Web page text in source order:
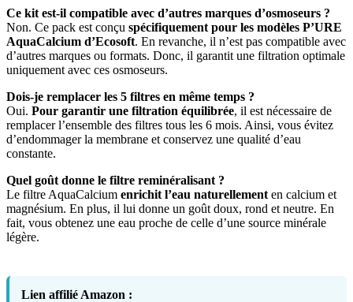
Ce kit est-il compatible avec d’autres marques d’osmoseurs ?
Non. Ce pack est conçu spécifiquement pour les modèles P’URE
AquaCalcium d’Ecosoft. En revanche, il n’est pas compatible avec
d’autres marques ou formats. Donc, il garantit une filtration optimale
uniquement avec ces osmoseurs.
Dois-je remplacer les 5 filtres en même temps ?
Oui. Pour garantir une filtration équilibrée, il est nécessaire de
remplacer l’ensemble des filtres tous les 6 mois. Ainsi, vous évitez
d’endommager la membrane et conservez une qualité d’eau
constante.
Quel goût donne le filtre reminéralisant ?
Le filtre AquaCalcium enrichit l’eau naturellement en calcium et
magnésium. En plus, il lui donne un goût doux, rond et neutre. En
fait, vous obtenez une eau proche de celle d’une source minérale
légère.
Lien affilié Amazon :